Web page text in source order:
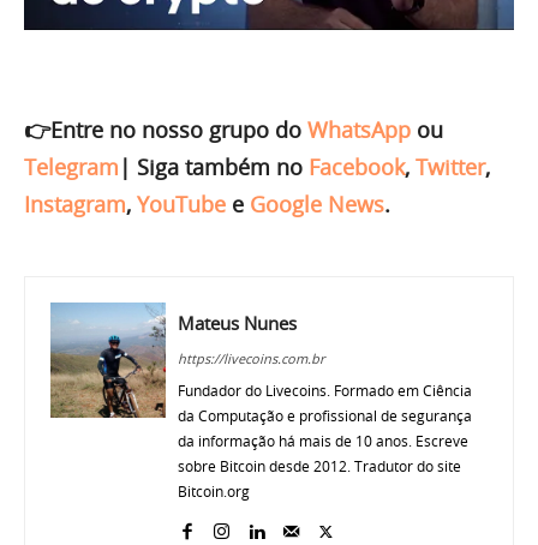
👉Entre no nosso grupo do WhatsApp ou
Telegram | Siga também no Facebook, Twitter,
Instagram, YouTube e Google News.
Mateus Nunes
https://livecoins.com.br
Fundador do Livecoins. Formado em Ciência
da Computação e profissional de segurança
da informação há mais de 10 anos. Escreve
sobre Bitcoin desde 2012. Tradutor do site
Bitcoin.org